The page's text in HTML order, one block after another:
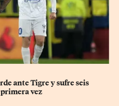
ante Tigre y sufre seis
vez